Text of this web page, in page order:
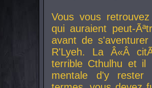
Vous vous
qui auraient peut-
avant de
R'Lyeh. La Â«Â
terrible Cthulhu et
mentale d'y rester